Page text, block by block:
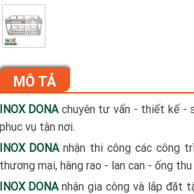
MÔ TẢ
INOX DONAchuyên tư vấn - thiết kế -
phục vụ tận nơi.
INOX DONAnhận thi công các công
thương mại, hàng rao - lan can - ống
INOX DONAnhận gia công và lắp đặt